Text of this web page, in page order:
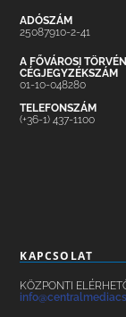
ADÓSZÁM
25087910-2-41
A FŐVÁROSI
CÉGJEGYZÉKSZÁM
01-10-048280
TELEFONSZÁM
(+36-1) 437-1100
KAPCSOLAT
KÖZPONTI